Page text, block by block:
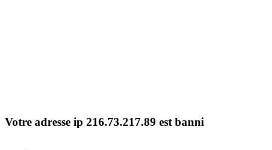
Votre adresse ip 216.73.217.89 est banni